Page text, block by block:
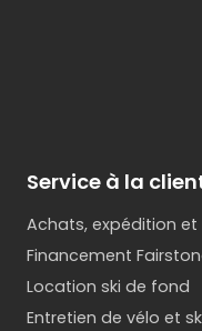
Notre
Chez
possible.
Service à la
Achats, expédition et
Financement
Location ski de fond
Entretien de vélo et